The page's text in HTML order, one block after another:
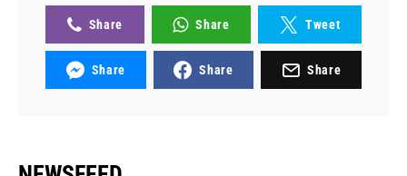
Share Share Tweet
Share Share Share